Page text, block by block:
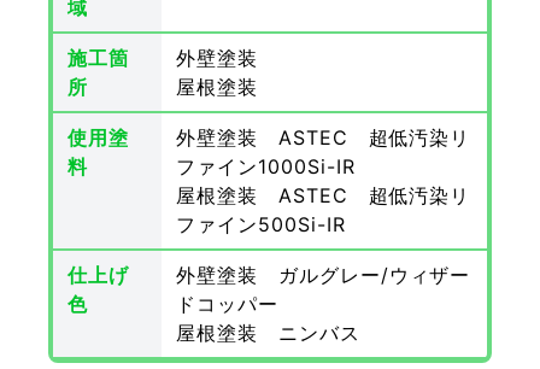
域
施工箇
所
外壁塗装
屋根塗装
使用塗
料
外壁塗装 ASTEC 超低汚染リ
ファイン1000Si-IR
屋根塗装 ASTEC 超低汚染リ
ファイン500Si-IR
仕上げ
色
外壁塗装 ガルグレー/ウィザー
ドコッパー
屋根塗装 ニンバス